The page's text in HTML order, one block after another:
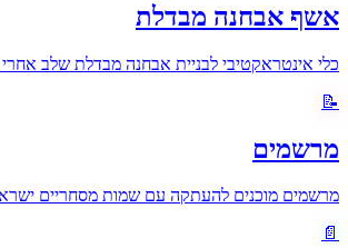
אשף אבחנה מבדלת
כלי אינטראקטיבי לבניית אבחנה מבדלת שלב
📝
מרשמים
מרשמים מוכנים להעתקה עם שמות מסחריים
📄